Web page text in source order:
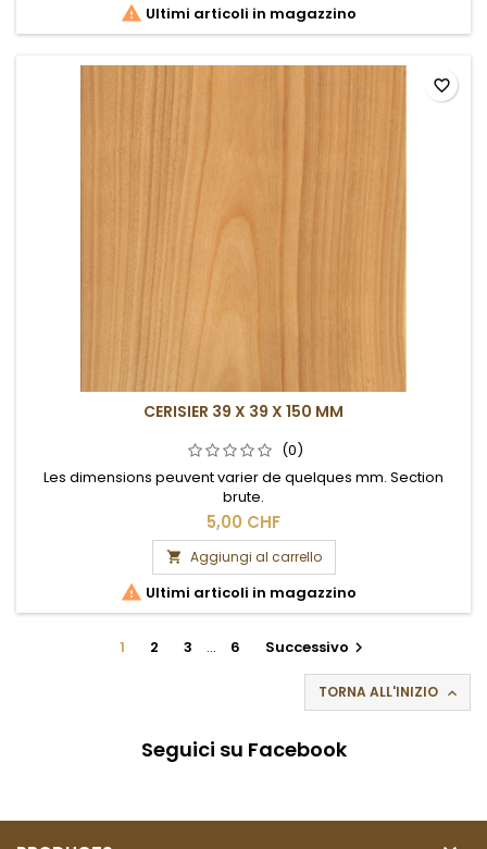
 Ultimi articoli in magazzino
CERISIER 39 X 39 X 150 MM
(0)
Les dimensions peuvent varier de quelques mm. Section
brute.
5,00 CHF
 Aggiungi al carrello
 Ultimi articoli in magazzino
favorite_border
1 2 3 … 6 Successivo 
TORNA ALL'INIZIO 
Seguici su Facebook